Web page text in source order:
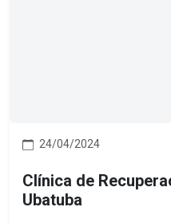
24/04/2024
Clínica de
Ubatuba